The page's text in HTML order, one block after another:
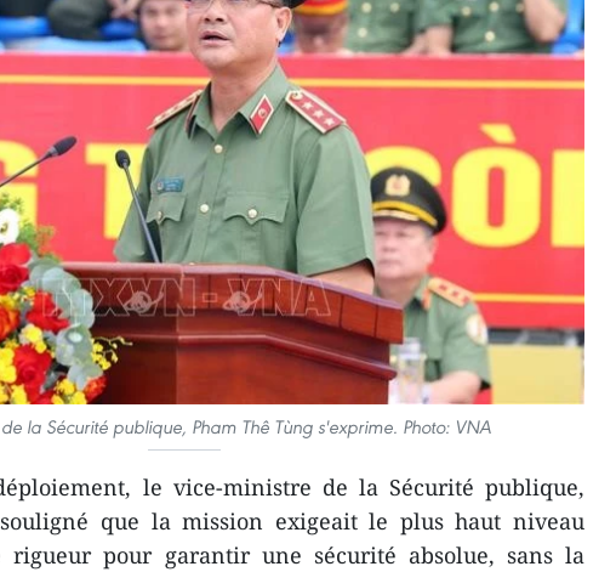
la Sécurité publique, Pham Thê Tùng s'exprime. Photo: VNA
le vice-ministre de la Sécurité publique,
que la mission exigeait le plus haut niveau
rigueur pour garantir une sécurité absolue, sans la